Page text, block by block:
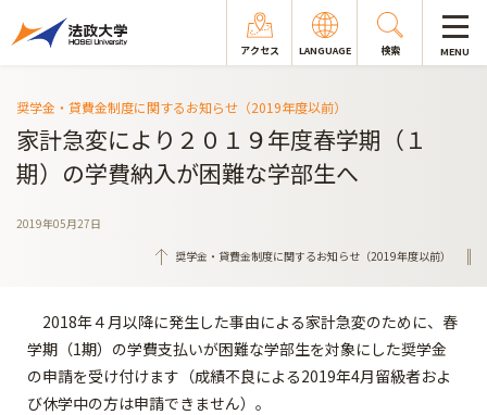
アクセス LANGUAGE 検索 MENU
奨学金・貸費金制度に関するお知らせ（2019年度以前）
家計急変により２０１９年度春学期（１
期）の学費納入が困難な学部生へ
2019年05月27日
奨学金・貸費金制度に関するお知らせ（2019年度以前）
2018年４月以降に発生した事由による家計急変のために、春
学期（1期）の学費支払いが困難な学部生を対象にした奨学金
の申請を受け付けます（成績不良による2019年4月留級者およ
び休学中の方は申請できません）。